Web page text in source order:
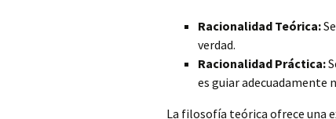
Racionalidad Teórica:
verdad.
Racionalidad Práctica:
es guiar adecuadamente
La filosofía teórica ofrece una